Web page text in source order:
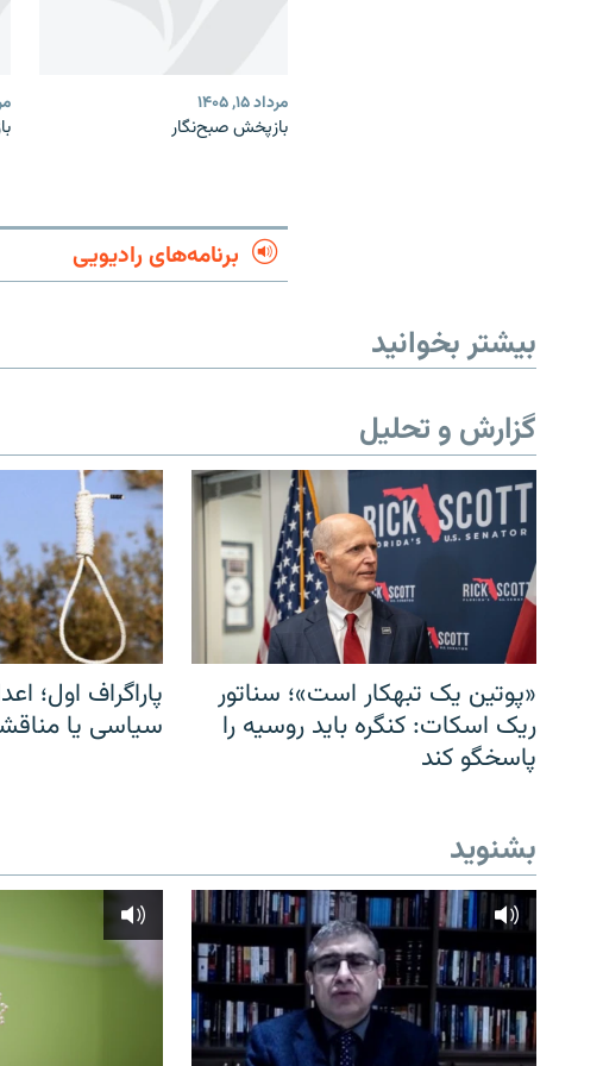
مرداد ۱۵, ۱۴۰۵
بازپخش صبح‌نگار
برنامه‌های رادیویی
بیشتر بخوانید
گزارش و تحلیل
«پوتین یک تبهکار است»؛ سناتور
ریک اسکات: کنگره باید روسیه را
پاسخگو کند
پاراگراف اول؛
سیاسی یا
بشنوید